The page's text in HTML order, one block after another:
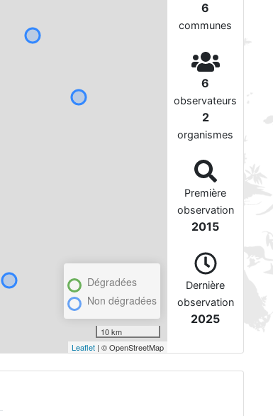
Dégradées
Non dégradées
10 km
Leaflet| © OpenStreetMap
6
communes
6
observateurs
2
organismes
Première
observation
2015
Dernière
observation
2025